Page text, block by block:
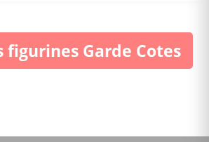
figurines Garde Cotes